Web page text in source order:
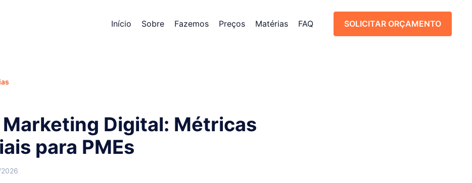
Início Sobre Fazemos Preços Matérias
FAQ
SOLICITAR ORÇAMENTO
SOLICITAR ORÇAMENTO
Marketing Digital: Métricas
para PMEs